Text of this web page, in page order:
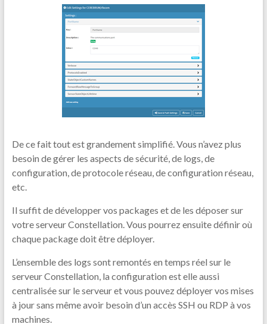
De ce fait tout est grandement simplifié. Vous n’avez plus
besoin de gérer les aspects de sécurité, de logs, de
configuration, de protocole réseau, de configuration réseau,
etc.
Il suffit de développer vos packages et de les déposer sur
votre serveur Constellation. Vous pourrez ensuite définir où
chaque package doit être déployer.
L’ensemble des logs sont remontés en temps réel sur le
serveur Constellation, la configuration est elle aussi
centralisée sur le serveur et vous pouvez déployer vos mises
à jour sans même avoir besoin d’un accès SSH ou RDP à vos
machines.